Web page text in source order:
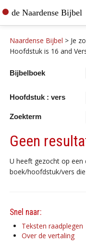
de Naardense Bijbel
Teksten raadplegen
Bijbel bestellen
Naardense Bijbel > Je
Hoofdstuk is 16 and
Bijbelboek
Hoofdstuk : vers
Zoekterm
Geen
U heeft gezocht op een
boek/hoofdstuk/vers
Snel naar:
Teksten raadplegen
Over de vertaling